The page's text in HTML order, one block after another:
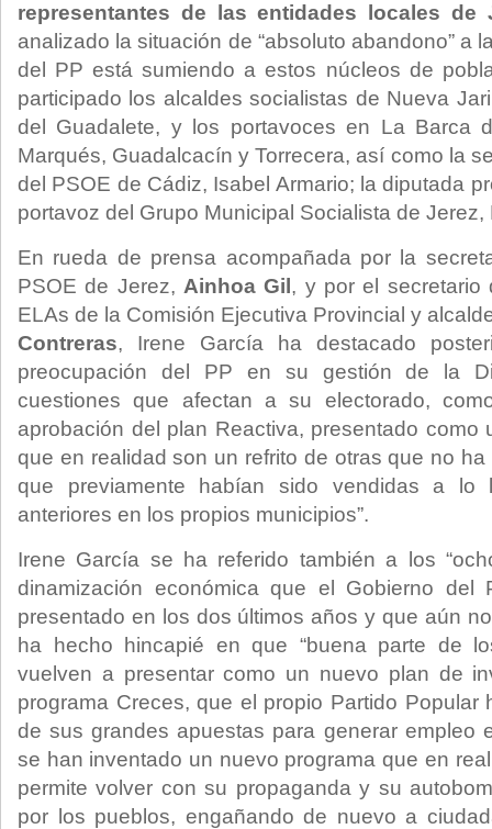
representantes de las entidades locales de
analizado la situación de “absoluto abandono” a
del PP está sumiendo a estos núcleos de
participado los alcaldes socialistas de Nueva
del Guadalete, y los portavoces en La Barca
Marqués, Guadalcacín y Torrecera, así como la
del PSOE de Cádiz, Isabel Armario; la diputada
portavoz del Grupo Municipal Socialista de
En rueda de prensa acompañada por la
PSOE de Jerez, Ainhoa Gil , y por el secretario
ELAs de la Comisión Ejecutiva Provincial y
Contreras, Irene García ha destacado
preocupación del PP en su gestión de la
cuestiones que afectan a su electorado,
aprobación del plan Reactiva, presentado como
que en realidad son un refrito de otras que no
que previamente habían sido vendidas a
anteriores en los propios municipios”.
Irene García se ha referido también a los
dinamización económica que el Gobierno
presentado en los dos últimos años y que aún
ha hecho hincapié en que “buena parte de
vuelven a presentar como un nuevo plan de
programa Creces, que el propio Partido Popular
de sus grandes apuestas para generar empleo
se han inventado un nuevo programa que en
permite volver con su propaganda y su
por los pueblos, engañando de nuevo a